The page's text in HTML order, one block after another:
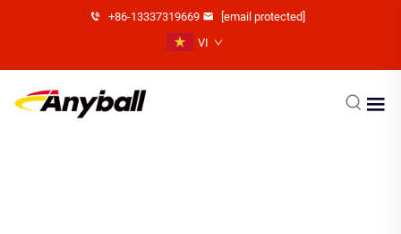
+86-13337319669
[email protected]
VI